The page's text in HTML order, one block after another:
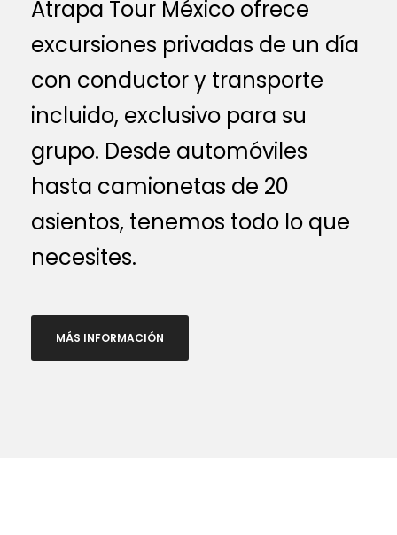
Atrapa Tour México ofrece
excursiones privadas de un día
con conductor y transporte
incluido, exclusivo para su
grupo. Desde automóviles
hasta camionetas de 20
asientos, tenemos todo lo que
necesites.
MÁS INFORMACIÓN